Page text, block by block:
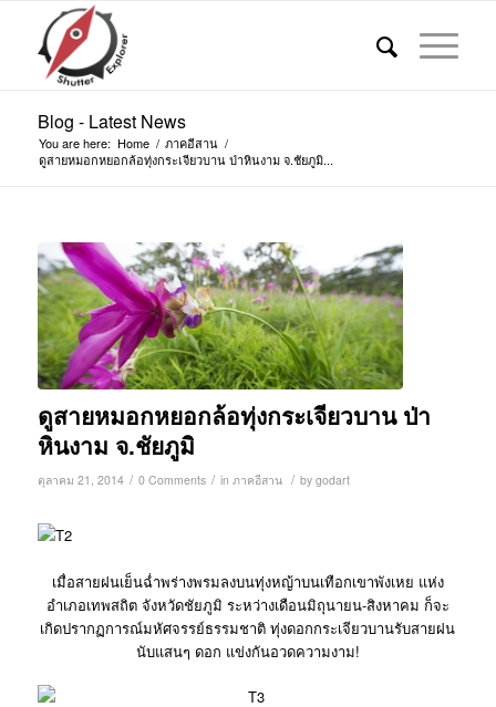
Blog - Latest News
You are here: Home / ภาคอีสาน /
ดูสายหมอกหยอกล้อทุ่งกระเจียวบาน ป่าหินงาม จ.ชัยภูมิ...
ดูสายหมอกหยอกล้อทุ่งกระเจียวบาน ป่า
หินงาม จ.ชัยภูมิ
ตุลาคม 21, 2014 / 0 Comments / in ภาคอีสาน / by godart
เมื่อสายฝนเย็นฉ่ำพร่างพรมลงบนทุ่งหญ้าบนเทือกเขาพังเหย แห่ง
อำเภอเทพสถิต จังหวัดชัยภูมิ ระหว่างเดือนมิถุนายน-สิงหาคม ก็จะ
เกิดปรากฏการณ์มหัศจรรย์ธรรมชาติ ทุ่งดอกกระเจียวบานรับสายฝน
นับแสนๆ ดอก แข่งกันอวดความงาม!